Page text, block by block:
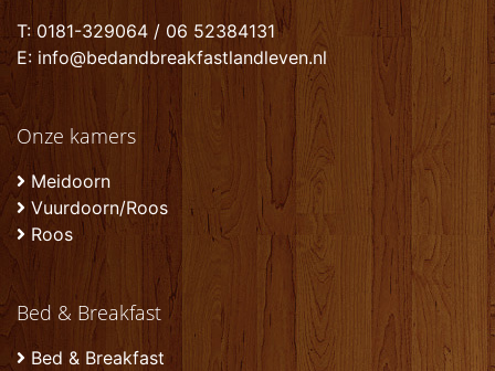
T: 0181-329064 / 06 52384131
E: info@bedandbreakfastlandleven.nl
Onze kamers
Meidoorn
Vuurdoorn/Roos
Roos
Bed & Breakfast
Bed & Breakfast